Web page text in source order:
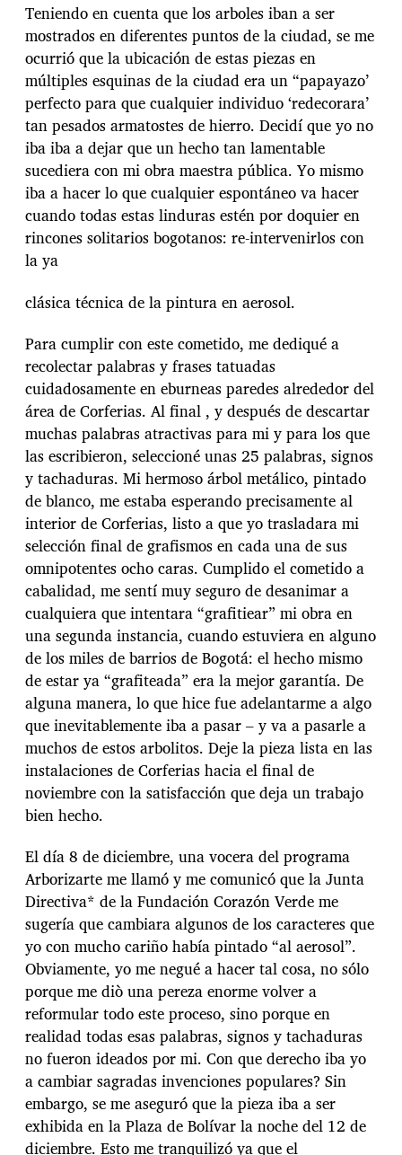
Teniendo en cuenta que los arboles iban a ser
mostrados en diferentes puntos de la ciudad, se me
ocurrió que la ubicación de estas piezas en
múltiples esquinas de la ciudad era un “papayazo’
perfecto para que cualquier individuo ‘redecorara’
tan pesados armatostes de hierro. Decidí que yo no
iba iba a dejar que un hecho tan lamentable
sucediera con mi obra maestra pública. Yo mismo
iba a hacer lo que cualquier espontáneo va hacer
cuando todas estas linduras estén por doquier en
rincones solitarios bogotanos: re-intervenirlos con
la ya
clásica técnica de la pintura en aerosol.
Para cumplir con este cometido, me dediqué a
recolectar palabras y frases tatuadas
cuidadosamente en eburneas paredes alrededor del
área de Corferias. Al final , y después de descartar
muchas palabras atractivas para mi y para los que
las escribieron, seleccioné unas 25 palabras, signos
y tachaduras. Mi hermoso árbol metálico, pintado
de blanco, me estaba esperando precisamente al
interior de Corferias, listo a que yo trasladara mi
selección final de grafismos en cada una de sus
omnipotentes ocho caras. Cumplido el cometido a
cabalidad, me sentí muy seguro de desanimar a
cualquiera que intentara “grafitiear” mi obra en
una segunda instancia, cuando estuviera en alguno
de los miles de barrios de Bogotá: el hecho mismo
de estar ya “grafiteada” era la mejor garantía. De
alguna manera, lo que hice fue adelantarme a algo
que inevitablemente iba a pasar – y va a pasarle a
muchos de estos arbolitos. Deje la pieza lista en las
instalaciones de Corferias hacia el final de
noviembre con la satisfacción que deja un trabajo
bien hecho.
El día 8 de diciembre, una vocera del programa
Arborizarte me llamó y me comunicó que la Junta
Directiva* de la Fundación Corazón Verde me
sugería que cambiara algunos de los caracteres que
yo con mucho cariño había pintado “al aerosol”.
Obviamente, yo me negué a hacer tal cosa, no sólo
porque me diò una pereza enorme volver a
reformular todo este proceso, sino porque en
realidad todas esas palabras, signos y tachaduras
no fueron ideados por mi. Con que derecho iba yo
a cambiar sagradas invenciones populares? Sin
embargo, se me aseguró que la pieza iba a ser
exhibida en la Plaza de Bolívar la noche del 12 de
diciembre. Esto me tranquilizó ya que el